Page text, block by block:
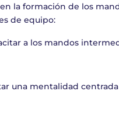
la formación de los
de equipo:
a los mandos
una mentalidad